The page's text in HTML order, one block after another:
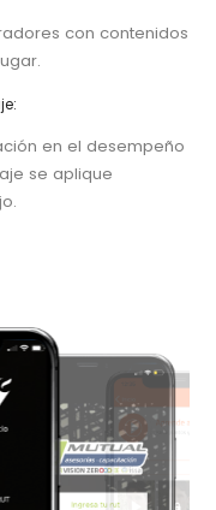
con contenidos
en el desempeño
se aplique